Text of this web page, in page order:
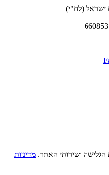
ישראל (לח"י)
הגלישה ושירותי האתר. מדיניות